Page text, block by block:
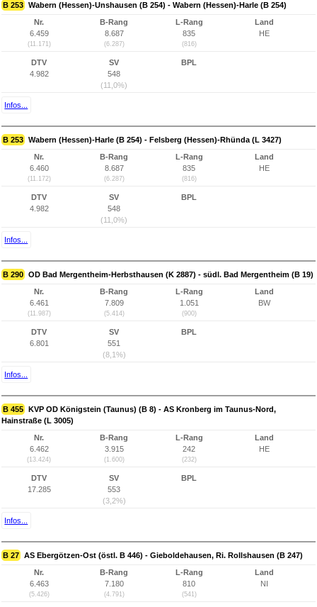
B 253 Wabern (Hessen)-Unshausen (B 254) - Wabern (Hessen)-Harle (B 254)
Nr.
6.459
(11.171)
B-Rang
8.687
(6.287)
L-Rang
835
(816)
Land
HE
DTV
4.982
SV
548
(11,0%)
BPL
Infos...
B 253 Wabern (Hessen)-Harle (B 254) - Felsberg (Hessen)-Rhünda (L 3427)
Nr.
6.460
(11.172)
B-Rang
8.687
(6.287)
L-Rang
835
(816)
Land
HE
DTV
4.982
SV
548
(11,0%)
BPL
Infos...
B 290 OD Bad Mergentheim-Herbsthausen (K 2887) - südl. Bad Mergentheim (B 19)
Nr.
6.461
(11.987)
B-Rang
7.809
(5.414)
L-Rang
1.051
(900)
Land
BW
DTV
6.801
SV
551
(8,1%)
BPL
Infos...
B 455 KVP OD Königstein (Taunus) (B 8) - AS Kronberg im Taunus-Nord,
Hainstraße (L 3005)
Nr.
6.462
(13.424)
B-Rang
3.915
(1.600)
L-Rang
242
(232)
Land
HE
DTV
17.285
SV
553
(3,2%)
BPL
Infos...
B 27 AS Ebergötzen-Ost (östl. B 446) - Gieboldehausen, Ri. Rollshausen (B 247)
Nr.
6.463
(5.426)
B-Rang
7.180
(4.791)
L-Rang
810
(541)
Land
NI